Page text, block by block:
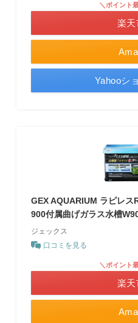
＼ポイント
楽天
Yahooシ
GEX AQUARIUM ラピレス
900付属曲げガラス水槽
ジェックス
口コミを見る
＼ポイント
楽天